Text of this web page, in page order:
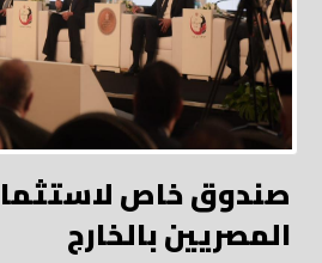
صندوق خاص
المصريين بالخارج